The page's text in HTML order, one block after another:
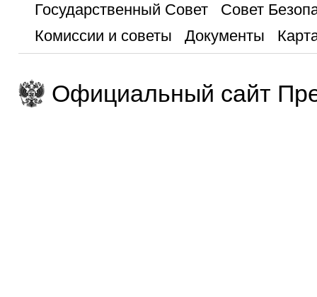
Государственный Совет
Совет
Комиссии и советы
Документы
Официальный сайт